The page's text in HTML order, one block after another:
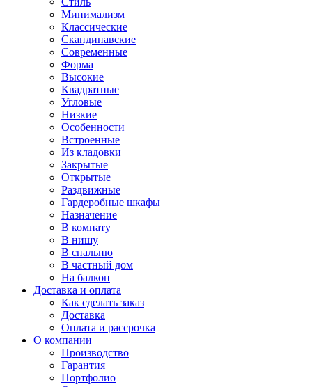
Минимализм
Классические
Скандинавские
Современные
Форма
Высокие
Квадратные
Угловые
Низкие
Особенности
Встроенные
Из кладовки
Закрытые
Открытые
Раздвижные
Гардеробные шкафы
Назначение
В комнату
В нишу
В спальню
В частный дом
На балкон
Доставка и оплата
Как сделать заказ
Доставка
Оплата и рассрочка
О компании
Производство
Гарантия
Портфолио